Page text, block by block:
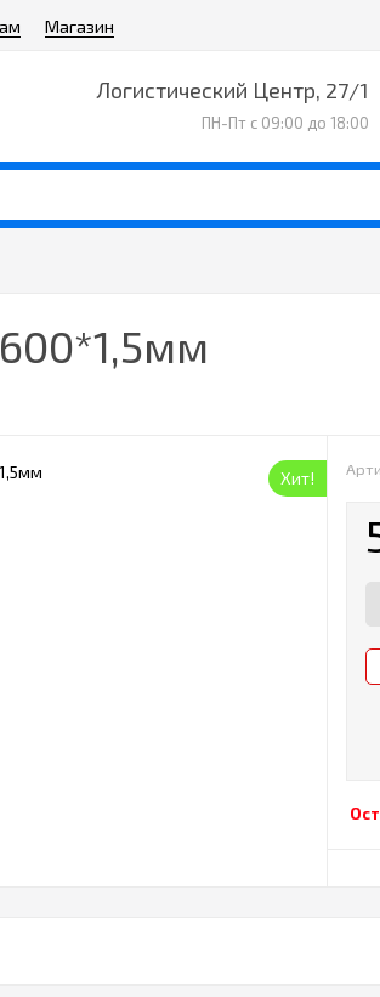
Магазин
Логистический Центр, 27/1
ПН-Пт с 09:00 до 18:00
Хит!